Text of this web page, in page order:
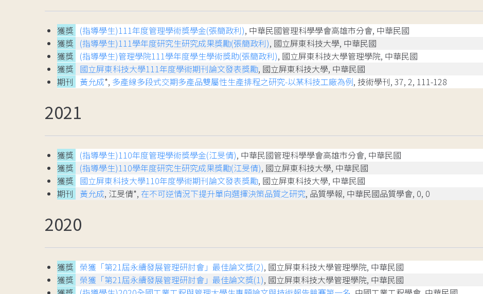
獲獎 (指導學生)111年度管理學術獎學金(張簡政利), 中華民國管理科學學會高雄市分會, 中華民國
獲獎 (指導學生)111學年度研究生研究成果獎勵(張簡政利), 國立屏東科技大學, 中華民國
獲獎 (指導學生)管理學院111學年度學生學術獎助(張簡政利), 國立屏東科技大學管理學院, 中華民國
獲獎 國立屏東科技大學111年度學術期刊論文發表獎勵, 國立屏東科技大學, 中華民國
期刊
黃允成*, 多產線多段式交期多產品雙屬性生產排程之研究-以某科技工廠為例, 技術學刊, 37, 2, 111-128
2021
獲獎 (指導學生)110年度管理學術獎學金(江旻倩), 中華民國管理科學學會高雄市分會, 中華民國
獲獎 (指導學生)110學年度研究生研究成果獎勵(江旻倩), 國立屏東科技大學, 中華民國
獲獎 國立屏東科技大學110年度學術期刊論文發表獎勵, 國立屏東科技大學, 中華民國
期刊
黃允成, 江旻倩*, 在不可逆情況下提升單向選擇決策品質之研究, 品質學報, 中華民國品質學會, 0, 0
2020
獲獎 榮獲「第21屆永續發展管理研討會」最佳論文獎(2), 國立屏東科技大學管理學院, 中華民國
獲獎 榮獲「第21屆永續發展管理研討會」最佳論文獎(1), 國立屏東科技大學管理學院, 中華民國